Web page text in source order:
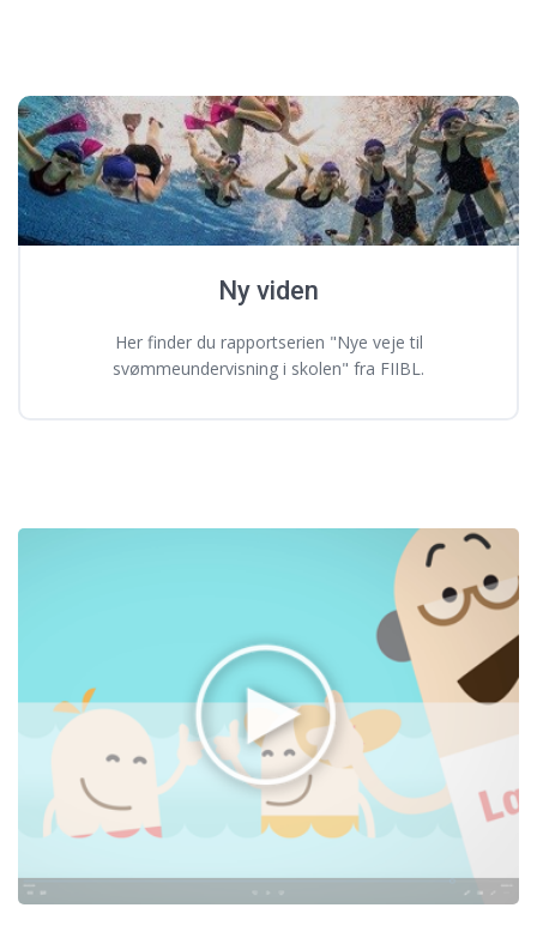
Ny viden
Her finder du rapportserien "Nye veje til
svømmeundervisning i skolen" fra FIIBL.